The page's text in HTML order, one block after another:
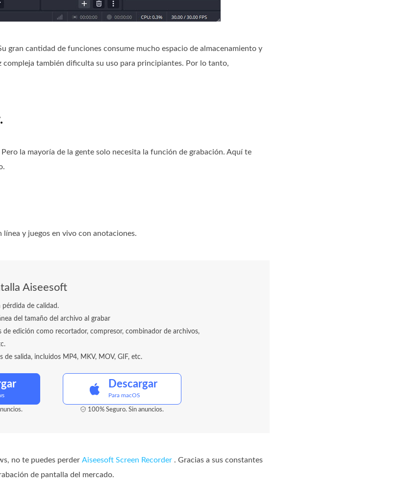
gran cantidad de funciones consume mucho espacio de almacenamiento y
también dificulta su uso para principiantes. Por lo tanto,
la mayoría de la gente solo necesita la función de grabación. Aquí te
y juegos en vivo con anotaciones.
Aiseesoft
de calidad.
del tamaño del archivo al grabar
de edición como recortador, compresor, combinador de archivos,
de salida, incluidos MP4, MKV, MOV, GIF, etc.
Descargar
Para macOS
100% Seguro. Sin anuncios.
no te puedes perder Aiseesoft Screen Recorder . Gracias a sus constantes
de pantalla del mercado.